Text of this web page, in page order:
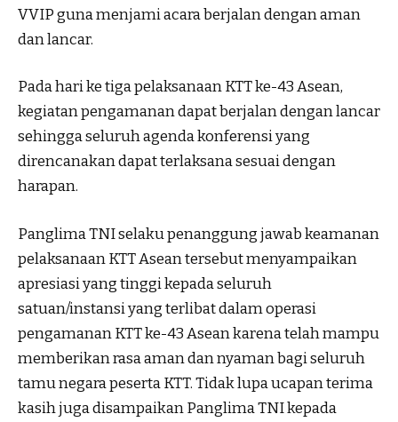
VVIP guna menjami acara berjalan dengan aman
dan lancar.
Pada hari ke tiga pelaksanaan KTT ke-43 Asean,
kegiatan pengamanan dapat berjalan dengan lancar
sehingga seluruh agenda konferensi yang
direncanakan dapat terlaksana sesuai dengan
harapan.
Panglima TNI selaku penanggung jawab keamanan
pelaksanaan KTT Asean tersebut menyampaikan
apresiasi yang tinggi kepada seluruh
satuan/instansi yang terlibat dalam operasi
pengamanan KTT ke-43 Asean karena telah mampu
memberikan rasa aman dan nyaman bagi seluruh
tamu negara peserta KTT. Tidak lupa ucapan terima
kasih juga disampaikan Panglima TNI kepada